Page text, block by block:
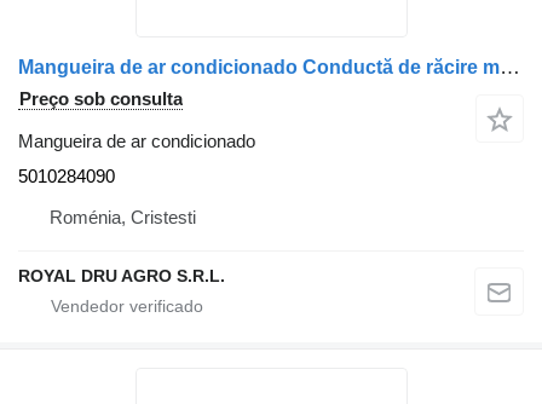
Mangueira de ar condicionado Conductă de răcire motor 5010284090 para camião Renault
Preço sob consulta
Mangueira de ar condicionado
5010284090
Roménia, Cristesti
ROYAL DRU AGRO S.R.L.